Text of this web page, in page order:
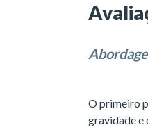
O primeiro
gravidade e